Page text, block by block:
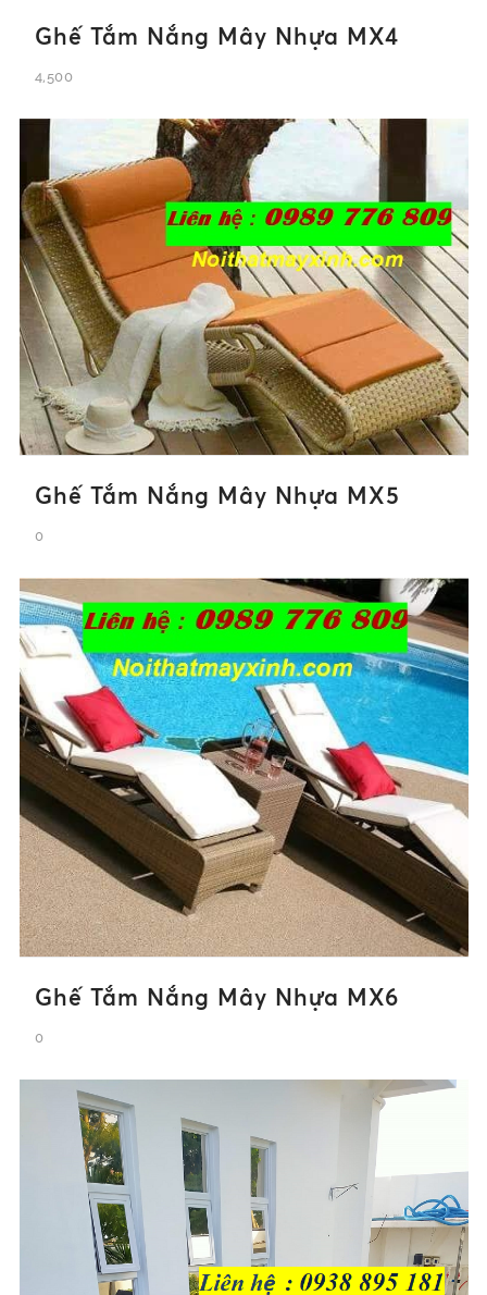
Ghế Tắm Nắng Mây Nhựa MX4
4,500
Ghế Tắm Nắng Mây Nhựa MX5
0
Ghế Tắm Nắng Mây Nhựa MX6
0